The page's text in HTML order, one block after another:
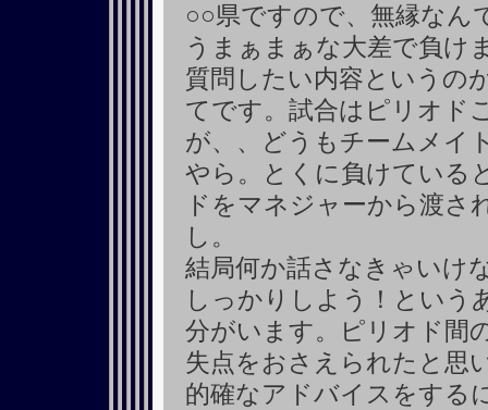
○○県ですので、無縁なん
うまぁまぁな大差で負け
質問したい内容というの
てです。試合はピリオド
が、、どうもチームメイ
やら。とくに負けている
ドをマネジャーから渡
し。
結局何か話さなきゃいけ
しっかりしよう！という
分がいます。ピリオド間
失点をおさえられたと思
的確なアドバイスをする